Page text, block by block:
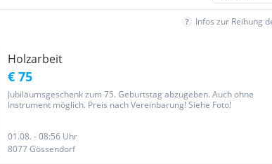
Infos zur Reihung
Holzarbeit
€ 75
Jubiläumsgeschenk zum 75. Geburtstag abzugeben. Auch ohne
Instrument möglich. Preis nach Vereinbarung! Siehe Foto!
01.08. - 08:56 Uhr
8077 Gössendorf